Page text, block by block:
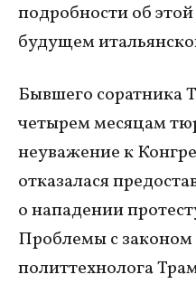
подробности об
будущем
Бывшего соратника
четырем месяцам
неуважение к
отказалася
о нападении
Проблемы с
политтехнолога